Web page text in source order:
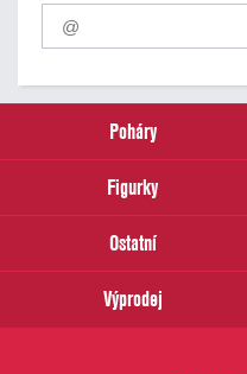
Pro
odběr
našich
email
Poháry
Figurky
Ostatní
Výprodej